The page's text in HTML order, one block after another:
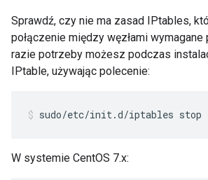
Sprawdź, czy nie ma zasad IPtables,
połączenie między węzłami
razie potrzeby możesz podczas
IPtable, używając polecenie:
sudo/etc/init.d/iptables stop
W systemie CentOS 7.x: